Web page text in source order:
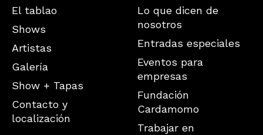
El tablao
Shows
Artistas
Galería
Show + Tapas
Contacto y
localización
Lo que dicen de
nosotros
Entradas especiales
Eventos para
empresas
Fundación
Cardamomo
Trabajar en